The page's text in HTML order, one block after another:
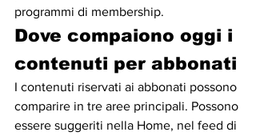
programmi di membership.
Dove compaiono oggi i
contenuti per abbonati
I contenuti riservati ai abbonati possono
comparire in tre aree principali. Possono
essere suggeriti nella Home, nel feed di